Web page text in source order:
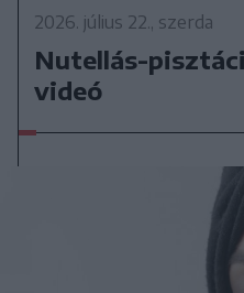
2026. július 22., szerda
Nutellás-
videó